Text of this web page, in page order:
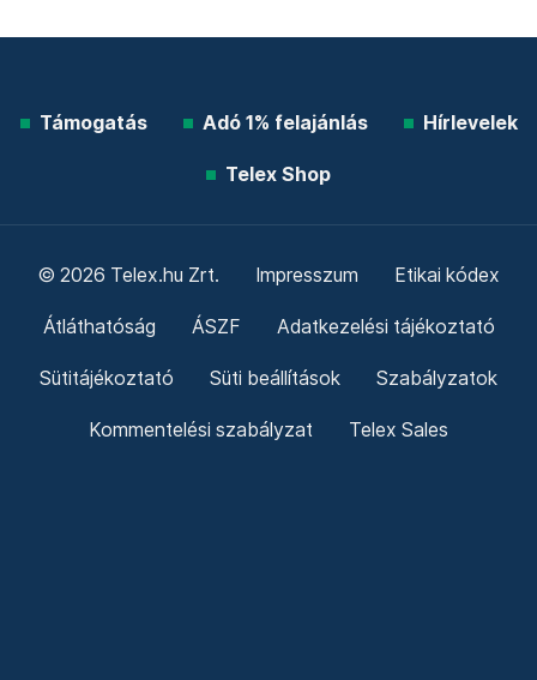
Támogatás Adó 1% felajánlás Hírlevelek
Telex Shop
© 2026 Telex.hu Zrt. Impresszum Etikai kódex
Átláthatóság ÁSZF Adatkezelési tájékoztató
Sütitájékoztató Süti beállítások Szabályzatok
Kommentelési szabályzat Telex Sales